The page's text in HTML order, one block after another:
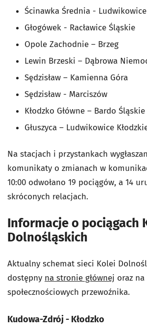
Ścinawka Średnia -
Głogówek - Racławice Śląskie
Opole Zachodnie – Brzeg
Lewin Brzeski – Dąbrowa
Sędzisław – Kamienna Góra
Sędzisław - Marciszów
Kłodzko Główne – Bardo Śląskie
Głuszyca – Ludwikowice
Na stacjach i przystankach
komunikaty o zmianach w
10:00 odwołano 19 pociągów, a 14
skróconych relacjach.
Informacje o pociągach
Dolnośląskich
Aktualny schemat sieci Kolei
dostępny na stronie głównej oraz
społecznościowych przewoźnika.
Kudowa-Zdrój - Kłodzko